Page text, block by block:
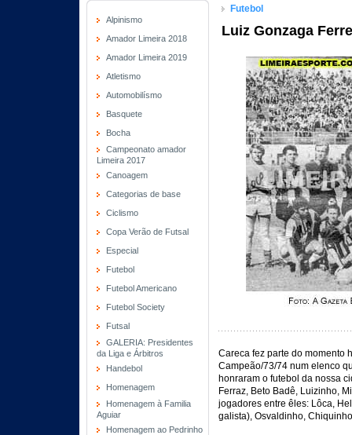
Alpinismo
Amador Limeira 2018
Amador Limeira 2019
Atletismo
Automobilísmo
Basquete
Bocha
Campeonato amador
Limeira 2017
Canoagem
Categorias de base
Ciclismo
Copa Verão de Futsal
Especial
Futebol
Futebol Americano
Futebol Society
Futsal
GALERIA: Presidentes
da Liga e Árbitros
Handebol
Homenagem
Homenagem à Familia
Aguiar
Homenagem ao Pedrinho
Futebol
Luiz Gonzaga
Careca fez parte do momento
Campeão/73/74 num elenco
honraram o futebol da nossa
Ferraz, Beto Badê, Luizinho,
jogadores entre êles: Lôca,
galista), Osvaldinho,